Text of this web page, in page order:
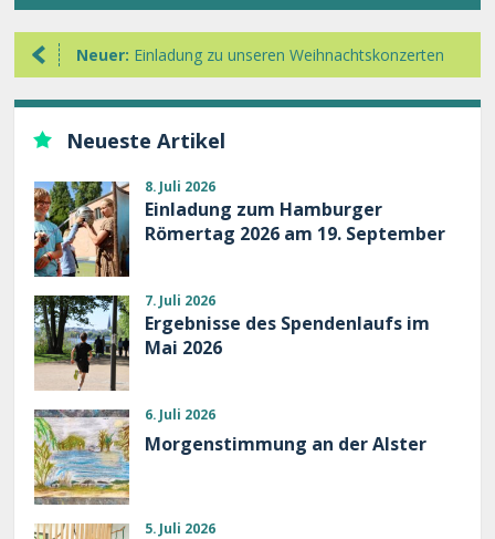
Neuer: Einladung zu unseren Weihnachtskonzerten
Neueste Artikel
8. Juli 2026
Einladung zum Hamburger
Römertag 2026 am 19. September
7. Juli 2026
Ergebnisse des Spendenlaufs im
Mai 2026
6. Juli 2026
Morgenstimmung an der Alster
5. Juli 2026